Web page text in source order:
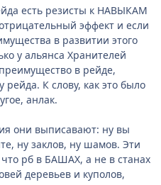
есть резисты к НАВЫКАМ
эффект и если
в развитии этого
у альянса Хранителей
в рейде,
рейда. К слову, как это было
анлак.
они выписавают: ну вы
ну заклов, ну шамов. Эти
рб в БАШАХ, а не в станах
деревьев и куполов,